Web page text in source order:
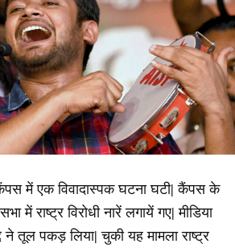
में एक विवादास्पक घटना घटी| कैंपस के
में राष्ट्र विरोधी नारें लगायें गए| मीडिया
तूल पकड़ लिया| चुकी यह मामला राष्ट्र